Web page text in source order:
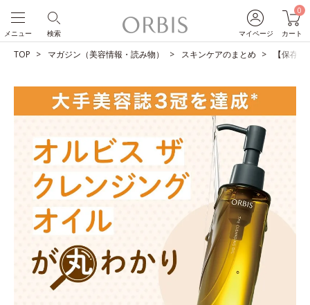
マイページ
0
カート
検索
メニュー
TOP マガジン（美容情報・読み物） スキンケアのまとめ 【保存